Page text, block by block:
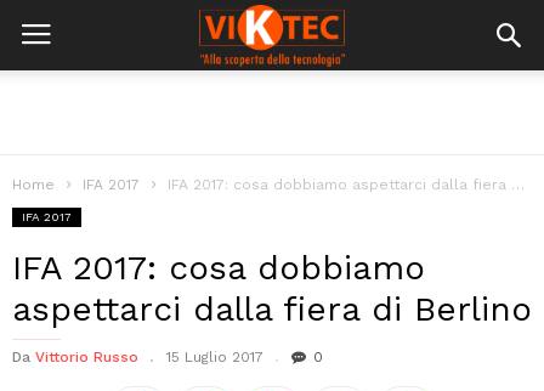
Home IFA 2017 IFA 2017: cosa dobbiamo aspettarci dalla fiera di Berlino
IFA 2017
IFA 2017: cosa dobbiamo
aspettarci dalla fiera di Berlino
Da Vittorio Russo 15 Luglio 2017 0